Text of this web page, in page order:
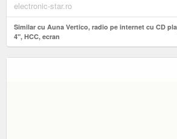
electronic-star.ro
Similar cu Auna Vertico, radio pe internet cu CD
4", HCC, ecran